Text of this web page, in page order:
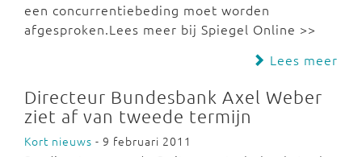
een concurrentiebeding moet worden
afgesproken.Lees meer bij Spiegel Online >>
Lees meer
Directeur Bundesbank Axel Weber
ziet af van tweede termijn
Kort nieuws - 9 februari 2011